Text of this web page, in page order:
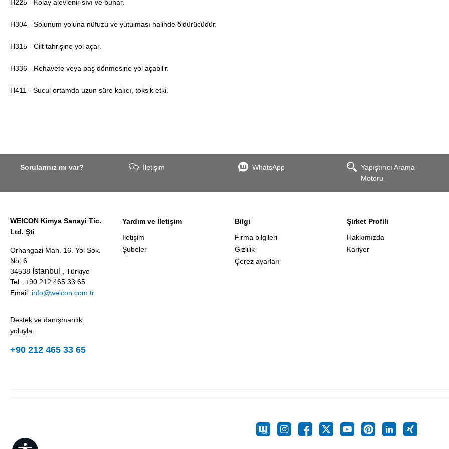
H225 - Kolay alevlenir sıvı ve buhar.
H304 - Solunum yoluna nüfuzu ve yutulması halinde öldürücüdür.
H315 - Cilt tahrişine yol açar.
H336 - Rehavete veya baş dönmesine yol açabilir.
H411 - Sucul ortamda uzun süre kalıcı, toksik etki.
Sorularınız mı var? İletişim WhatsApp
Yapıştırıcı Arama
Motoru
WEICON Kimya Sanayi Tic.
Ltd. Şti
Orhangazi Mah. 16. Yol Sok.
No: 6
34538 İstanbul
, Türkiye
Tel.: +90 212 465 33 65
Email: info@weicon.com.tr
Destek ve danışmanlık
yoluyla:
+90 212 465 33 65
Yardım ve İletişim
İletişim
Şubeler
Bilgi
Firma bilgileri
Gizlilik
Çerez ayarları
Şirket Profili
Hakkımızda
Kariyer